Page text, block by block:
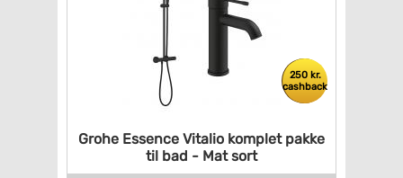
250 kr.
cashback
Grohe Essence Vitalio kompletpakke
til bad - Mat sort